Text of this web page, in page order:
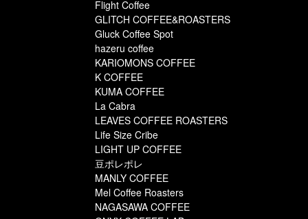
Flight Coffee
GLITCH COFFEE&ROASTERS
Gluck Coffee Spot
hazeru coffee
KARIOMONS COFFEE
K COFFEE
KUMA COFFEE
La Cabra
LEAVES COFFEE ROASTERS
Life Size Cribe
LIGHT UP COFFEE
豆ポレポレ
MANLY COFFEE
Mel Coffee Roasters
NAGASAWA COFFEE